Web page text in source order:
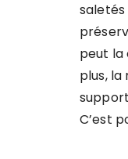
saletés
peut la
plus, la
C’est